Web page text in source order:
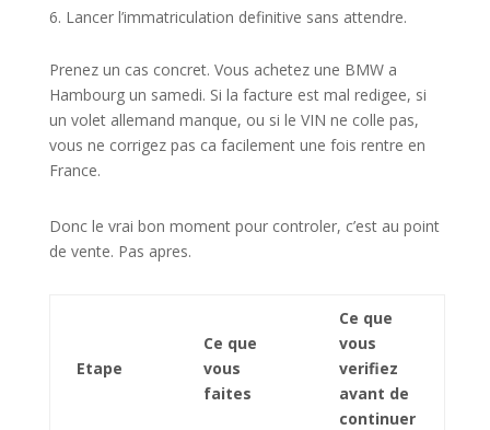
Lancer l’immatriculation definitive sans attendre.
Prenez un cas concret. Vous achetez une BMW a
Hambourg un samedi. Si la facture est mal redigee, si
un volet allemand manque, ou si le VIN ne colle pas,
vous ne corrigez pas ca facilement une fois rentre en
France.
Donc le vrai bon moment pour controler, c’est au point
de vente. Pas apres.
Etape
Ce que
vous
faites
Ce que
vous
verifiez
avant de
continuer